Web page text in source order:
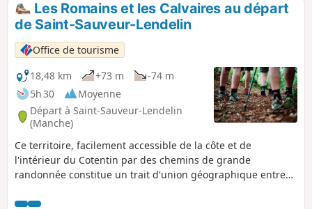
p
Les Romains et les Calvaires au départ
de Saint-Sauveur-Lendelin
Office de tourisme
18,48 km
+73 m
-74 m
5h 30
Moyenne
Départ à Saint-Sauveur-Lendelin
(Manche)
Ce territoire, facilement accessible de la côte et de
l'intérieur du Cotentin par des chemins de grande
randonnée constitue un trait d'union géographique entre
d'Histoire. C'est un territoire vallonné qui comprend de